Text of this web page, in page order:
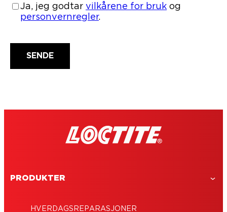
Ja, jeg godtar vilkårene for bruk og
personvernregler.
SENDE
PRODUKTER
HVERDAGSREPARASJONER